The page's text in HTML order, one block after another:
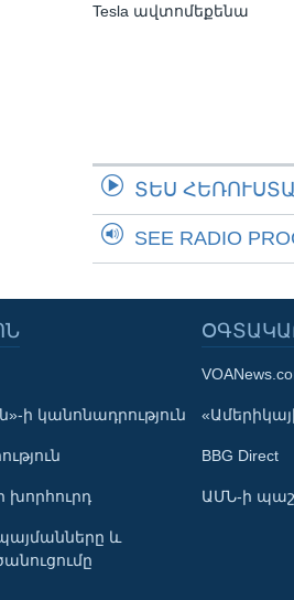
Tesla ավտոմեքենա
ՏԵՍ
SEE RADIO
ի կանոնադրություն
խորհուրդ
և
BBG Direct
ԱՄՆ-ի